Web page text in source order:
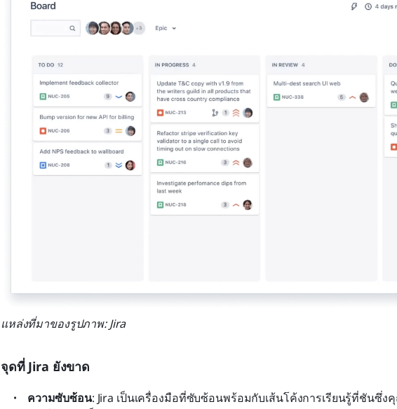
แหล่งที่มาของรูปภาพ: Jira
จุดที่ Jira ยังขาด
ความซับซ้อน: Jira เป็นเครื่องมือที่ซับซ้อนพร้อมกับเส้นโค้งการเรียนรู้ที่ชันซึ่